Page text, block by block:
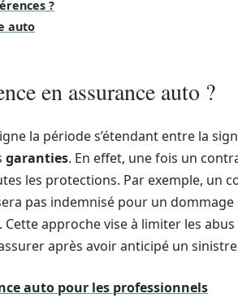
?
auto
en assurance auto ?
la période s’étendant entre la
garanties. En effet, une fois un
les protections. Par exemple, un
pas indemnisé pour un
approche vise à limiter les
après avoir anticipé un
auto pour les professionnels